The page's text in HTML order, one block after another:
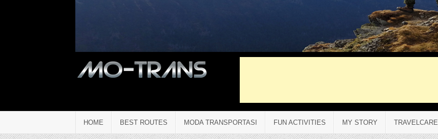
HOME BEST ROUTES MODA TRANSPORTASI FUN ACTIVITIES MY STORY TRAVELCARE